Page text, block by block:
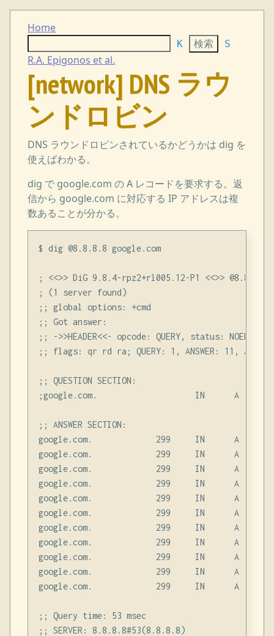
Home
K S
R.A. Epigonos et al.
[network] DNS ラウ
ンドロビン
DNS ラウンドロビンされているかどうかは dig を
使えばわかる。
dig で google.com の A レコードを要求する。返
信から google.com に対応する IP アドレスは複
数あることが分かる。
$ dig @8.8.8.8 google.com
; <<>> DiG 9.8.4-rpz2+rl005.12-P1 <<>> @8.8.8.8
; (1 server found)
;; global options: +cmd
;; Got answer:
;; ->>HEADER<<- opcode: QUERY, status:
;; flags: qr rd ra; QUERY: 1, ANSWER: 11,
;; QUESTION SECTION:
;google.com.                    IN      A
;; ANSWER SECTION:
google.com.             299     IN      A
google.com.             299     IN      A
google.com.             299     IN      A
google.com.             299     IN      A
google.com.             299     IN      A
google.com.             299     IN      A
google.com.             299     IN      A
google.com.             299     IN      A
google.com.             299     IN      A
google.com.             299     IN      A
google.com.             299     IN      A
;; Query time: 53 msec
;; SERVER: 8.8.8.8#53(8.8.8.8)